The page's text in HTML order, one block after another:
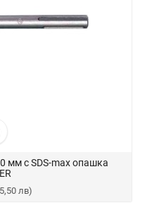
мм с SDS-max опашка
лв)